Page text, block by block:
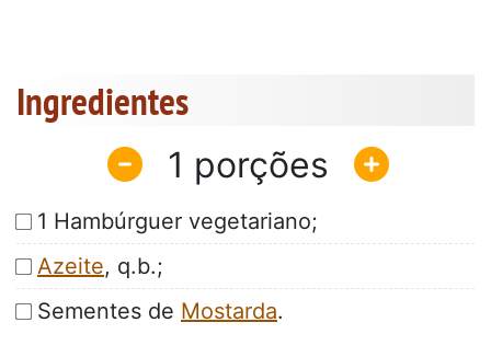
Ingredientes
1
1 Hambúrguer vegetariano;
Azeite, q.b.;
Sementes de Mostarda.